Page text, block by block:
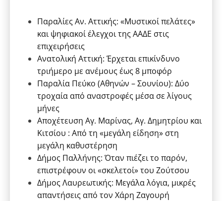
Παραλίες Αν. Αττικής: «Μυστικοί πελάτες»
και ψηφιακοί έλεγχοι της ΑΑΔΕ στις
επιχειρήσεις
Ανατολική Αττική: Έρχεται επικίνδυνο
τριήμερο με ανέμους έως 8 μποφόρ
Παραλία Πεύκο (Αθηνών – Σουνίου): Δύο
τροχαία από αναστροφές μέσα σε λίγους
μήνες
Αποχέτευση Αγ. Μαρίνας, Αγ. Δημητρίου και
Κιτσίου : Από τη «μεγάλη είδηση» στη
μεγάλη καθυστέρηση
Δήμος Παλλήνης: Όταν πιέζει το παρόν,
επιστρέφουν οι «σκελετοί» του Ζούτσου
Δήμος Λαυρεωτικής: Μεγάλα λόγια, μικρές
απαντήσεις από τον Χάρη Ζαγουρή